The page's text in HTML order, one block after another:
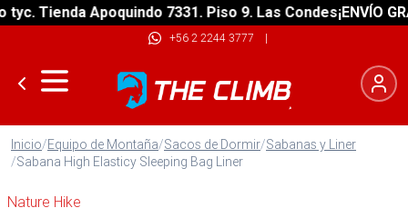
Tienda Apoquindo 7331. Piso 9. Las Condes¡ENVÍO
+56 2 2244 3777 |
Inicio/Equipo de Montaña/Sacos de Dormir/Sabanas y Liner
/Sabana High Elasticy Sleeping Bag Liner
Nature Hike